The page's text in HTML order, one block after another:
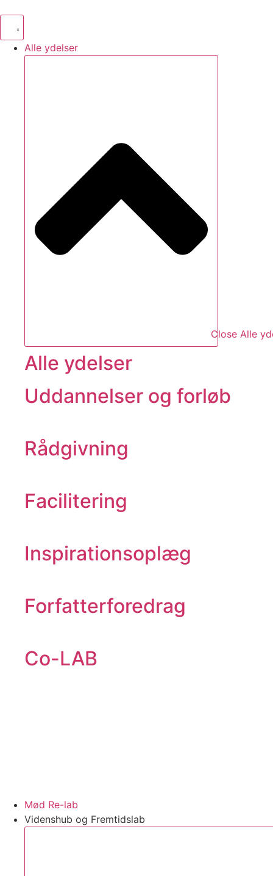
indhold
Alle ydelser
Close Alle
Alle ydelser
Uddannelser og forløb
Rådgivning
Facilitering
Inspirationsoplæg
Forfatterforedrag
Co-LAB
Mød Re-lab
Videnshub og Fremtidslab